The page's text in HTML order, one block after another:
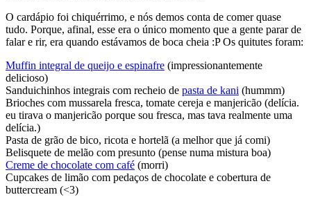
O cardápio foi chiquérrimo, e nós demos conta de comer quase
tudo. Porque, afinal, esse era o único momento que a gente parar de
falar e rir, era quando estávamos de boca cheia :P Os quitutes foram:
Muffin integral de queijo e espinafre (impressionantemente
delicioso)
Sanduichinhos integrais com recheio de pasta de kani (hummm)
Brioches com mussarela fresca, tomate cereja e manjericão (delícia.
eu tirava o manjericão porque sou fresca, mas tava realmente uma
delícia.)
Pasta de grão de bico, ricota e hortelã (a melhor que já comi)
Belisquete de melão com presunto (pense numa mistura boa)
Creme de chocolate com café (morri)
Cupcakes de limão com pedaços de chocolate e cobertura de
buttercream (<3)